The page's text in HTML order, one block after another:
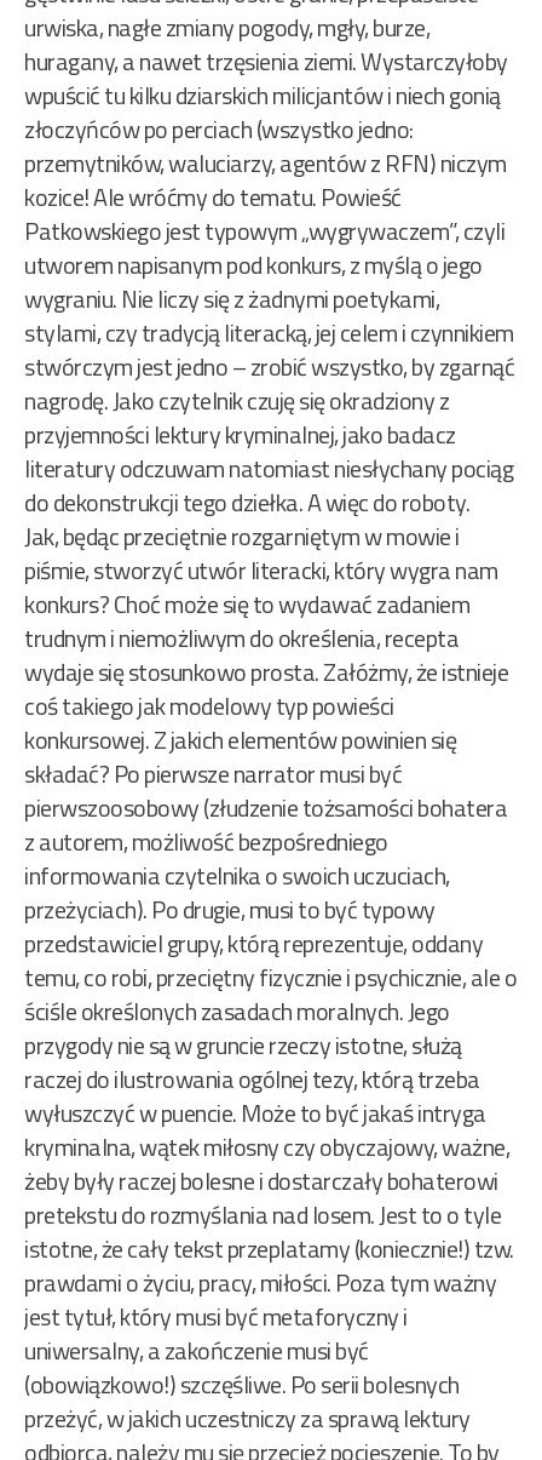
urwiska, nagłe zmiany pogody, mgły, burze,
huragany, a nawet trzęsienia ziemi. Wystarczyłoby
wpuścić tu kilku dziarskich milicjantów i niech gonią
złoczyńców po perciach (wszystko jedno:
przemytników, waluciarzy, agentów z RFN) niczym
kozice! Ale wróćmy do tematu. Powieść
Patkowskiego jest typowym „wygrywaczem”, czyli
utworem napisanym pod konkurs, z myślą o jego
wygraniu. Nie liczy się z żadnymi poetykami,
stylami, czy tradycją literacką, jej celem i czynnikiem
stwórczym jest jedno – zrobić wszystko, by zgarnąć
nagrodę. Jako czytelnik czuję się okradziony z
przyjemności lektury kryminalnej, jako badacz
literatury odczuwam natomiast niesłychany pociąg
do dekonstrukcji tego dziełka. A więc do roboty.
Jak, będąc przeciętnie rozgarniętym w mowie i
piśmie, stworzyć utwór literacki, który wygra nam
konkurs? Choć może się to wydawać zadaniem
trudnym i niemożliwym do określenia, recepta
wydaje się stosunkowo prosta. Załóżmy, że istnieje
coś takiego jak modelowy typ powieści
konkursowej. Z jakich elementów powinien się
składać? Po pierwsze narrator musi być
pierwszoosobowy (złudzenie tożsamości bohatera
z autorem, możliwość bezpośredniego
informowania czytelnika o swoich uczuciach,
przeżyciach). Po drugie, musi to być typowy
przedstawiciel grupy, którą reprezentuje, oddany
temu, co robi, przeciętny fizycznie i psychicznie, ale o
ściśle określonych zasadach moralnych. Jego
przygody nie są w gruncie rzeczy istotne, służą
raczej do ilustrowania ogólnej tezy, którą trzeba
wyłuszczyć w puencie. Może to być jakaś intryga
kryminalna, wątek miłosny czy obyczajowy, ważne,
żeby były raczej bolesne i dostarczały bohaterowi
pretekstu do rozmyślania nad losem. Jest to o tyle
istotne, że cały tekst przeplatamy (koniecznie!) tzw.
prawdami o życiu, pracy, miłości. Poza tym ważny
jest tytuł, który musi być metaforyczny i
uniwersalny, a zakończenie musi być
(obowiązkowo!) szczęśliwe. Po serii bolesnych
przeżyć, w jakich uczestniczy za sprawą lektury
odbiorca, należy mu się przecież pocieszenie. To by